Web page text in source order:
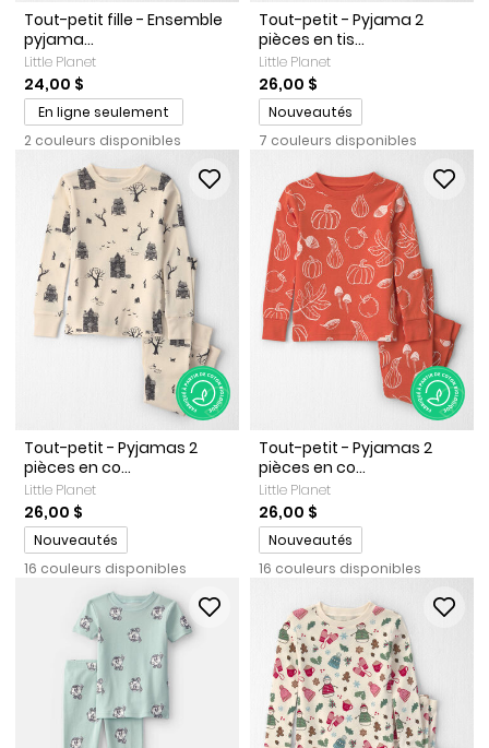
Tout-petit fille - Ensemble
pyjama...
Little Planet
24,00 $
En ligne seulement
2 couleurs disponibles
Tout-petit - Pyjama 2
pièces en tis...
Little Planet
26,00 $
Promotions
Nouveautés
7 couleurs disponibles
Tout-petit - Pyjamas 2
pièces en co...
Little Planet
26,00 $
Promotions
Nouveautés
16 couleurs disponibles
Tout-petit - Pyjamas 2
pièces en co...
Little Planet
26,00 $
Promotions
Nouveautés
16 couleurs disponibles